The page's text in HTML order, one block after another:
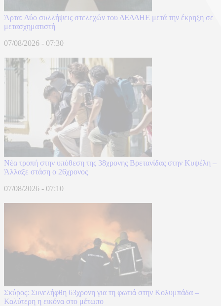
Άρτα: Δύο συλλήψεις στελεχών του ΔΕΔΔΗΕ μετά την έκρηξη σε
μετασχηματιστή
07/08/2026 - 07:30
Νέα τροπή στην υπόθεση της 38χρονης Βρετανίδας στην Κυψέλη –
Άλλαξε στάση ο 26χρονος
07/08/2026 - 07:10
Σκύρος: Συνελήφθη 63χρονη για τη φωτιά στην Κολυμπάδα –
Καλύτερη η εικόνα στο μέτωπο